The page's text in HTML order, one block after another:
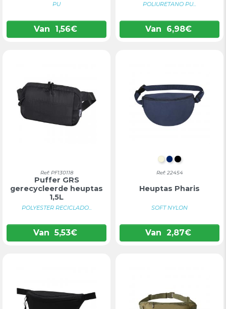
PU
Van 1,56€
POLIURETANO PU...
Van 6,98€
Ref: PF130118
Puffer GRS
gerecycleerde heuptas
1,5L
POLYESTER RECICLADO...
Van 5,53€
NATUURLIJK
ZWART
Ref: 22454
Heuptas Pharis
SOFT NYLON
Van 2,87€